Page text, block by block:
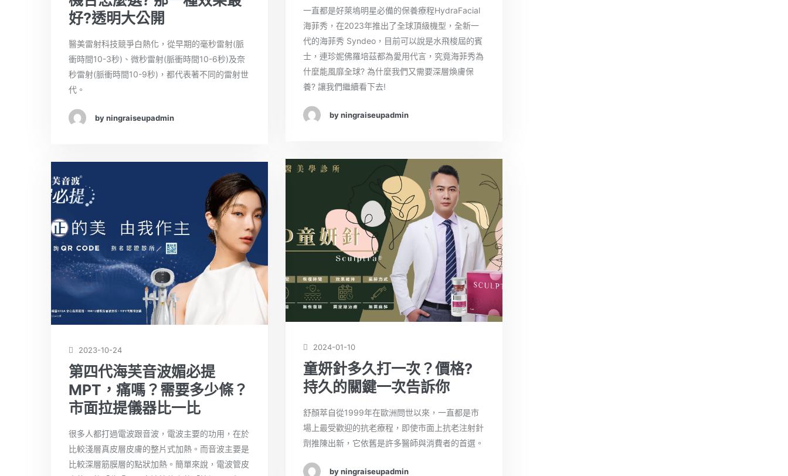
一直都是好萊塢明星必備的保養療程HydraFacial
海菲秀，在2023年推出了全球頂級機型，全新一
代的海菲秀 Syndeo，目前可以說是水飛梭屆的賓
士，連珍妮佛羅培茲都為愛用代言，究竟海菲秀為
什麼能風靡全球? 為什麼我們又需要深層煥膚保
養? 讓我們繼續看下去!
by ningraiseupadmin
好?透明大公開
醫美雷射科技競爭白熱化，從早期的毫秒雷射(脈
衝時間10-3秒)、微秒雷射(脈衝時間10-6秒)及奈
秒雷射(脈衝時間10-9秒)，都代表著不同的雷射世
代。
by ningraiseupadmin
2024-01-10
童妍針多久打一次？價格?
持久的關鍵一次告訴你
舒顏萃自從1999年在歐洲問世以來，一直都是市
場上最受歡迎的抗老療程，即使市面上抗老注射針
劑推陳出新，它依舊是許多醫師與消費者的首選。
by ningraiseupadmin
2023-10-24
第四代海芙音波媚必提
MPT，痛嗎？需要多少條？
市面拉提儀器比一比
很多人都打過電波跟音波，電波主要的功用，在於
比較淺層真皮層皮膚的整片式加熱。而音波主要是
比較深層筋膜層的點狀加熱。簡單來說，電波管皮